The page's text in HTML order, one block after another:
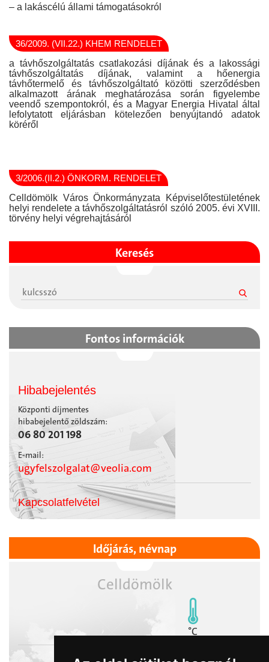
– a lakáscélú állami támogatásokról
36/2009. (VII.22.) KHEM RENDELET
a távhőszolgáltatás csatlakozási díjának és a lakossági
távhőszolgáltatás díjának, valamint a hőenergia
távhőtermelő és távhőszolgáltató közötti szerződésben
alkalmazott árának meghatározása során figyelembe
veendő szempontokról, és a Magyar Energia Hivatal által
lefolytatott eljárásban kötelezően benyújtandó adatok
köréről
3/2006.(II.2.) ÖNKORM. RENDELET
Celldömölk Város Önkormányzata Képviselőtestületének
helyi rendelete a távhőszolgáltatásról szóló 2005. évi XVIII.
törvény helyi végrehajtásáról
Keresés
Fontos információk
Hibabejelentés
Központi díjmentes
hibabejelentő zöldszám:
06 80 201 198
E-mail:
ugyfelszolgalat@veolia.com
Kapcsolatfelvétel
Időjárás, névnap
Celldömölk
°C